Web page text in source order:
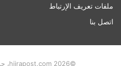
ملفات تعريف الإرتباط
اتصل بنا
©hijrapost.com 2026، جميع الحقوق محفوظة